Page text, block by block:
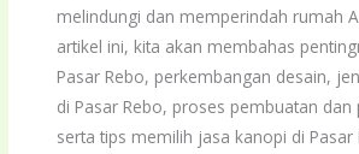
melindungi dan memperindah rumah
artikel ini, kita akan membahas
Pasar Rebo, perkembangan desain,
di Pasar Rebo, proses pembuatan dan
serta tips memilih jasa kanopi di Pasar